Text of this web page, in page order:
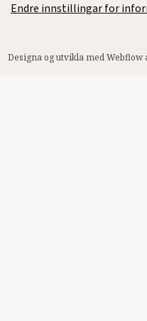
Endre innstillingar for
Designa og utvikla med